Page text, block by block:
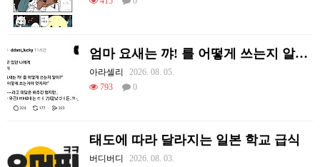
엄마 요새는 꺄! 를 어떻게 쓰는지 알아?
아라셀리
2026. 08. 05.
793
0
태도에 따라 달라지는 일본 학교 급식
버디버디
2026. 08. 03.